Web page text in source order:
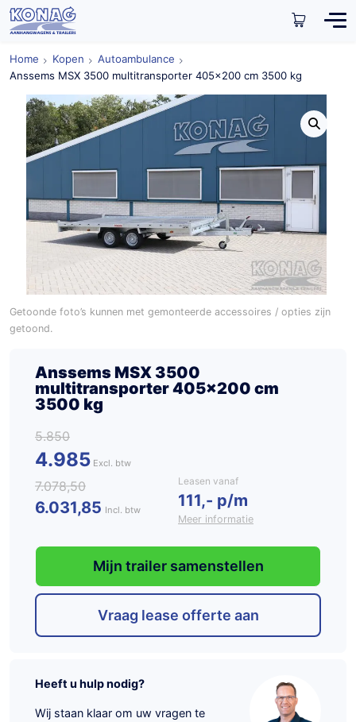
Home Kopen
Autoambulance
Anssems MSX 3500 multitransporter 405×200 cm 3500 kg
Getoonde foto’s kunnen met gemonteerde accessoires / opties zijn
getoond.
Anssems MSX 3500
multitransporter 405×200 cm
3500 kg
5.850
4.985
7.078,50
6.031,85 Incl. btw
Leasen vanaf
111,- p/m
Meer informatie
Mijn trailer samenstellen
Vraag lease offerte aan
Heeft u hulp nodig?
Wij staan klaar om uw vragen te